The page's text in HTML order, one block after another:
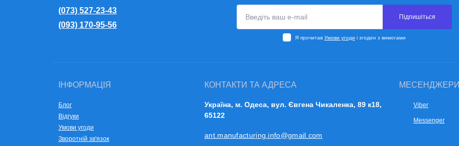
(073) 527-23-43
(093) 170-95-56
Підпишіться
Я прочитав Умови угоди і згоден з вимогами
ІНФОРМАЦІЯ
Блог
Відгуки
Умови угоди
Зворотній зв'язок
КОНТАКТИ ТА АДРЕСА
Українa, м. Одеса, вул. Євгена Чикаленка, 89 к18,
65122
ant.manufacturing.info@gmail.com
Viber
Messenger